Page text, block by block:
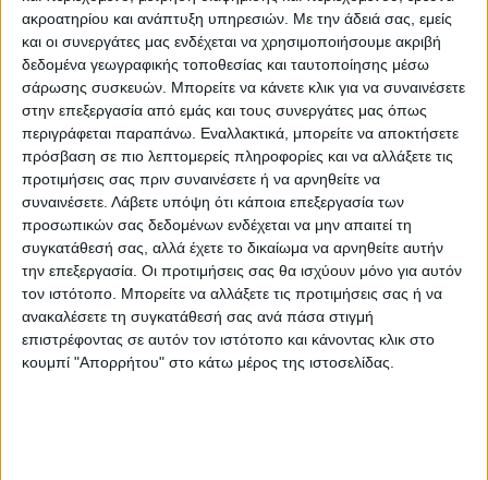
ακροατηρίου και ανάπτυξη υπηρεσιών. Με την άδειά σας, εμείς
και οι συνεργάτες μας ενδέχεται να χρησιμοποιήσουμε ακριβή
δεδομένα γεωγραφικής τοποθεσίας και ταυτοποίησης μέσω
σάρωσης συσκευών. Μπορείτε να κάνετε κλικ για να συναινέσετε
στην επεξεργασία από εμάς και τους συνεργάτες μας όπως
περιγράφεται παραπάνω. Εναλλακτικά, μπορείτε να αποκτήσετε
πρόσβαση σε πιο λεπτομερείς πληροφορίες και να αλλάξετε τις
προτιμήσεις σας πριν συναινέσετε ή να αρνηθείτε να
συναινέσετε. Λάβετε υπόψη ότι κάποια επεξεργασία των
προσωπικών σας δεδομένων ενδέχεται να μην απαιτεί τη
συγκατάθεσή σας, αλλά έχετε το δικαίωμα να αρνηθείτε αυτήν
την επεξεργασία. Οι προτιμήσεις σας θα ισχύουν μόνο για αυτόν
τον ιστότοπο. Μπορείτε να αλλάξετε τις προτιμήσεις σας ή να
ανακαλέσετε τη συγκατάθεσή σας ανά πάσα στιγμή
επιστρέφοντας σε αυτόν τον ιστότοπο και κάνοντας κλικ στο
κουμπί "Απορρήτου" στο κάτω μέρος της ιστοσελίδας.
Διάσταση, διαζύγιο, χήρες
Στον αντίποδα, σε διάσταση βρίσκονται
5.503 πολίτες στη Θεσσαλία. Το ποσοστό
αυξήθηκε κατά 78,9% σε σχέση με το 2011,
ενώ των διαζευγμένων κατά 65,9% καθώς
25.013 πολίτες χώρισαν από τον/την σύζυγό
τους.
Τέλος σε ότι αφορά τη χηρεία, 61.978
πολίτες είναι χήροι. Και εδώ το ποσοστό
αυξήθηκε, κατά 2,8% σε σχέση με το 2011.
Να σημειωθεί πάντως, όπως καταγράφουν